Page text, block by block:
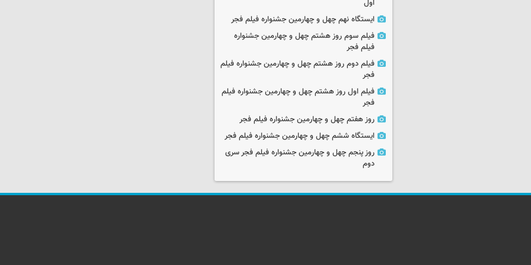
اول
ایستگاه نهم چهل و چهارمین جشنواره فیلم فجر
فیلم سوم روز هشتم چهل و چهارمین جشنواره
فیلم فجر
فیلم دوم روز هشتم چهل و چهارمین جشنواره فیلم
فجر
فیلم اول روز هشتم چهل و چهارمین جشنواره فیلم
فجر
روز هفتم چهل و چهارمین جشنواره فیلم فجر
ایستگاه ششم چهل و چهارمین جشنواره فیلم فجر
روز پنجم چهل و چهارمین جشنواره فیلم فجر سری
دوم